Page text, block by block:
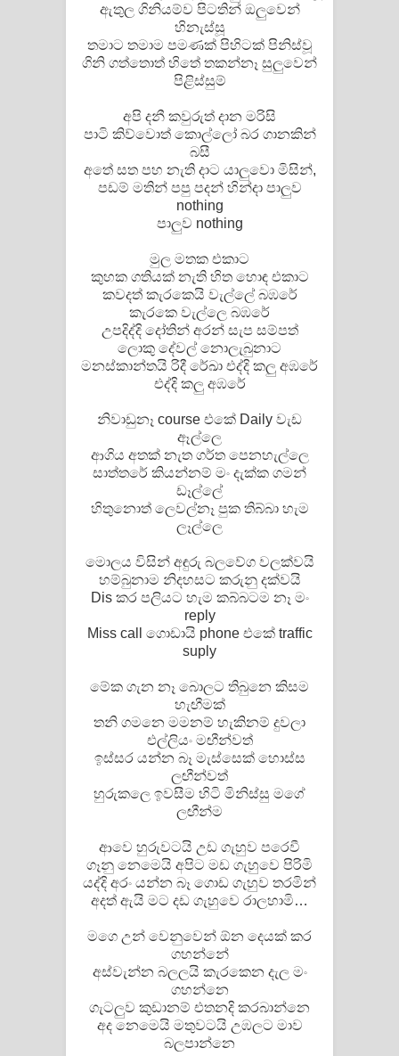
ඇතුල ගිනියම්ව පිටතින් ඔලුවෙන්
හිනැස්සූ
තමාට තමාම පමණක් පිහිටක් පිනිස්වූ
ගිනි ගත්තොත් හිතේ තකන්නෑ සුලුවෙන්
පිළිස්සුම්
අපි දනී කවුරුත් දාන මරිසි
පාටි කිව්වොත් කොල්ලෝ බර ගානකින්
බසී
අතේ සත පහ නැති දාට යාලුවො මිසින්,
පඩම් මතින් පපු පදන් හින්දා පාලුව
nothing
පාලුව nothing
මුල මතක එකාට
කුහක ගතියක් නැති හිත හොඳ එකාට
කවදත් කැරකෙයි වැල්ලේ බඹරේ
කැරකෙ වැල්ලෙ බඹරේ
උපදිද්දි දෝතින් අරන් සැප සම්පත්
ලොකු දේවල් නොලැබුනාට
මනස්කාන්තයි රිදී රේඛා එද්දි කලු අඹරේ
එද්දි කලු අඹරේ
නිවාඩුනෑ course එකේ Daily වැඩ
ඈල්ලෙ
ආගිය අතක් නැත ගර්ත පෙනහැල්ලෙ
සාත්තරේ කියන්නම් මං දැක්ක ගමන්
ඩෑල්ලේ
හිතුනොත් ලෙවල්නෑ පුක තිබ්බා හැම
ලෑල්ලෙ
මොලය විසින් අඳුරු බලවේග වලක්වයි
හම්බුනාම නිදහසට කරුනු දක්වයි
Dis කර පලියට හැම කබ්බටම නෑ මං
reply
Miss call ගොඩායි phone එකේ traffic
suply
මේක ගැන නෑ බොලට තිබුනෙ කිසම
හැඟීමක්
තනි ගමනෙ මමනම් හැකිනම් දුවලා
එල්ලියං මඟීන්වත්
ඉස්සර යන්න බෑ මැස්සෙක් හොස්ස
ලඟීන්වත්
හුරුකලෙ ඉවසීම හිටි මිනිස්සු මගේ
ලඟීන්ම
ආවෙ හුරුවටයි උඩ ගැහුව පරෙවී
ගෑනු නෙමෙයි අපිට මඩ ගැහුවෙ පිරිමි
යද්දි අරං යන්න බෑ ගොඩ ගැහුව තරමින්
අදත් ඇයි මට දඩ ගැහුවෙ රාලහාමි…
මගෙ උන් වෙනුවෙන් ඕන දෙයක් කර
ගහන්නේ
අස්වැන්න බලලයි කැරකෙන දැල මං
ගහන්නෙ
ගැටලුව කුඩානම් එතනදි කරබාන්නෙ
අද නෙමෙයි මතුවටයි උඹලට මාව
බලපාන්නෙ